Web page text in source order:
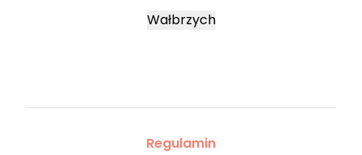
Wałbrzych
Regulamin